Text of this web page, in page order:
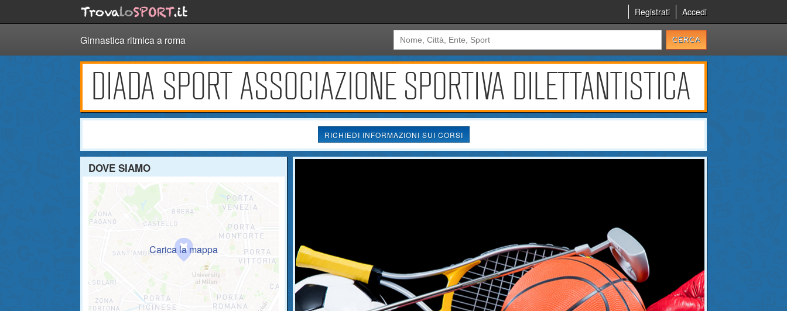
Registrati Accedi
Ginnastica ritmica a roma
DIADA SPORT ASSOCIAZIONE SPORTIVA DILETTANTISTICA
RICHIEDI INFORMAZIONI SUI CORSI
DOVE SIAMO